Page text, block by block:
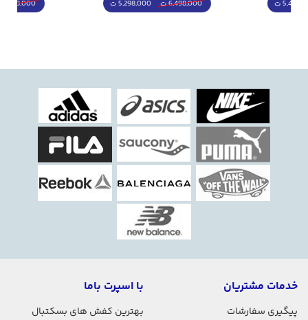
5,298,000 ت 1,798,000 ت
خدمات مشتریان
پیگیری سفارشات
با اسپرت باما
بهترین کفش های بسکتبال